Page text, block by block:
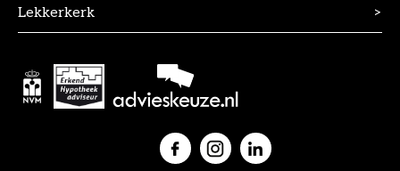
Lekkerkerk >